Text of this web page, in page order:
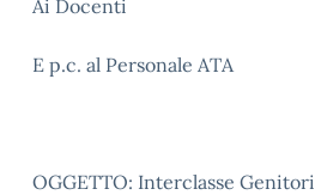
Ai Docenti
E p.c. al Personale ATA
OGGETTO: Interclasse Genitori